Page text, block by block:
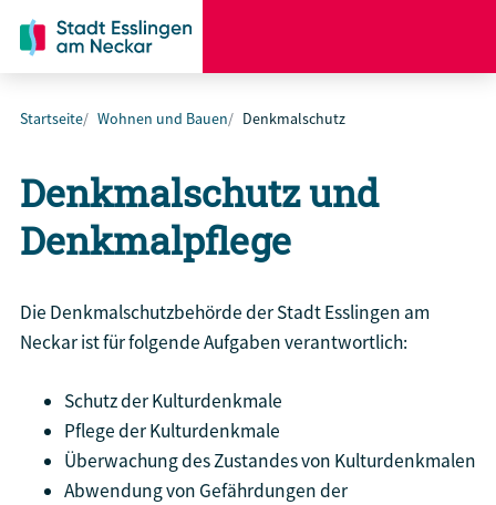
Startseite Wohnen und Bauen Denkmalschutz
Denkmalschutz und
Denkmalpflege
Die Denkmalschutzbehörde der Stadt Esslingen am
Neckar ist für folgende Aufgaben verantwortlich:
Schutz der Kulturdenkmale
Pflege der Kulturdenkmale
Überwachung des Zustandes von Kulturdenkmalen
Abwendung von Gefährdungen der